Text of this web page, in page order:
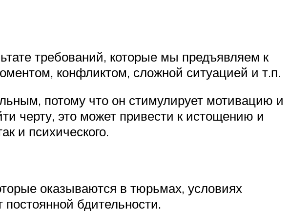
требований, которые мы предъявляем к
конфликтом, сложной ситуацией и т.п.
потому что он стимулирует мотивацию и
черту, это может привести к истощению и
и психического.
оказываются в тюрьмах, условиях
бдительности.